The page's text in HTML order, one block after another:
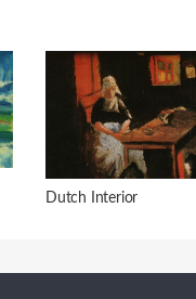
Dutch Interior